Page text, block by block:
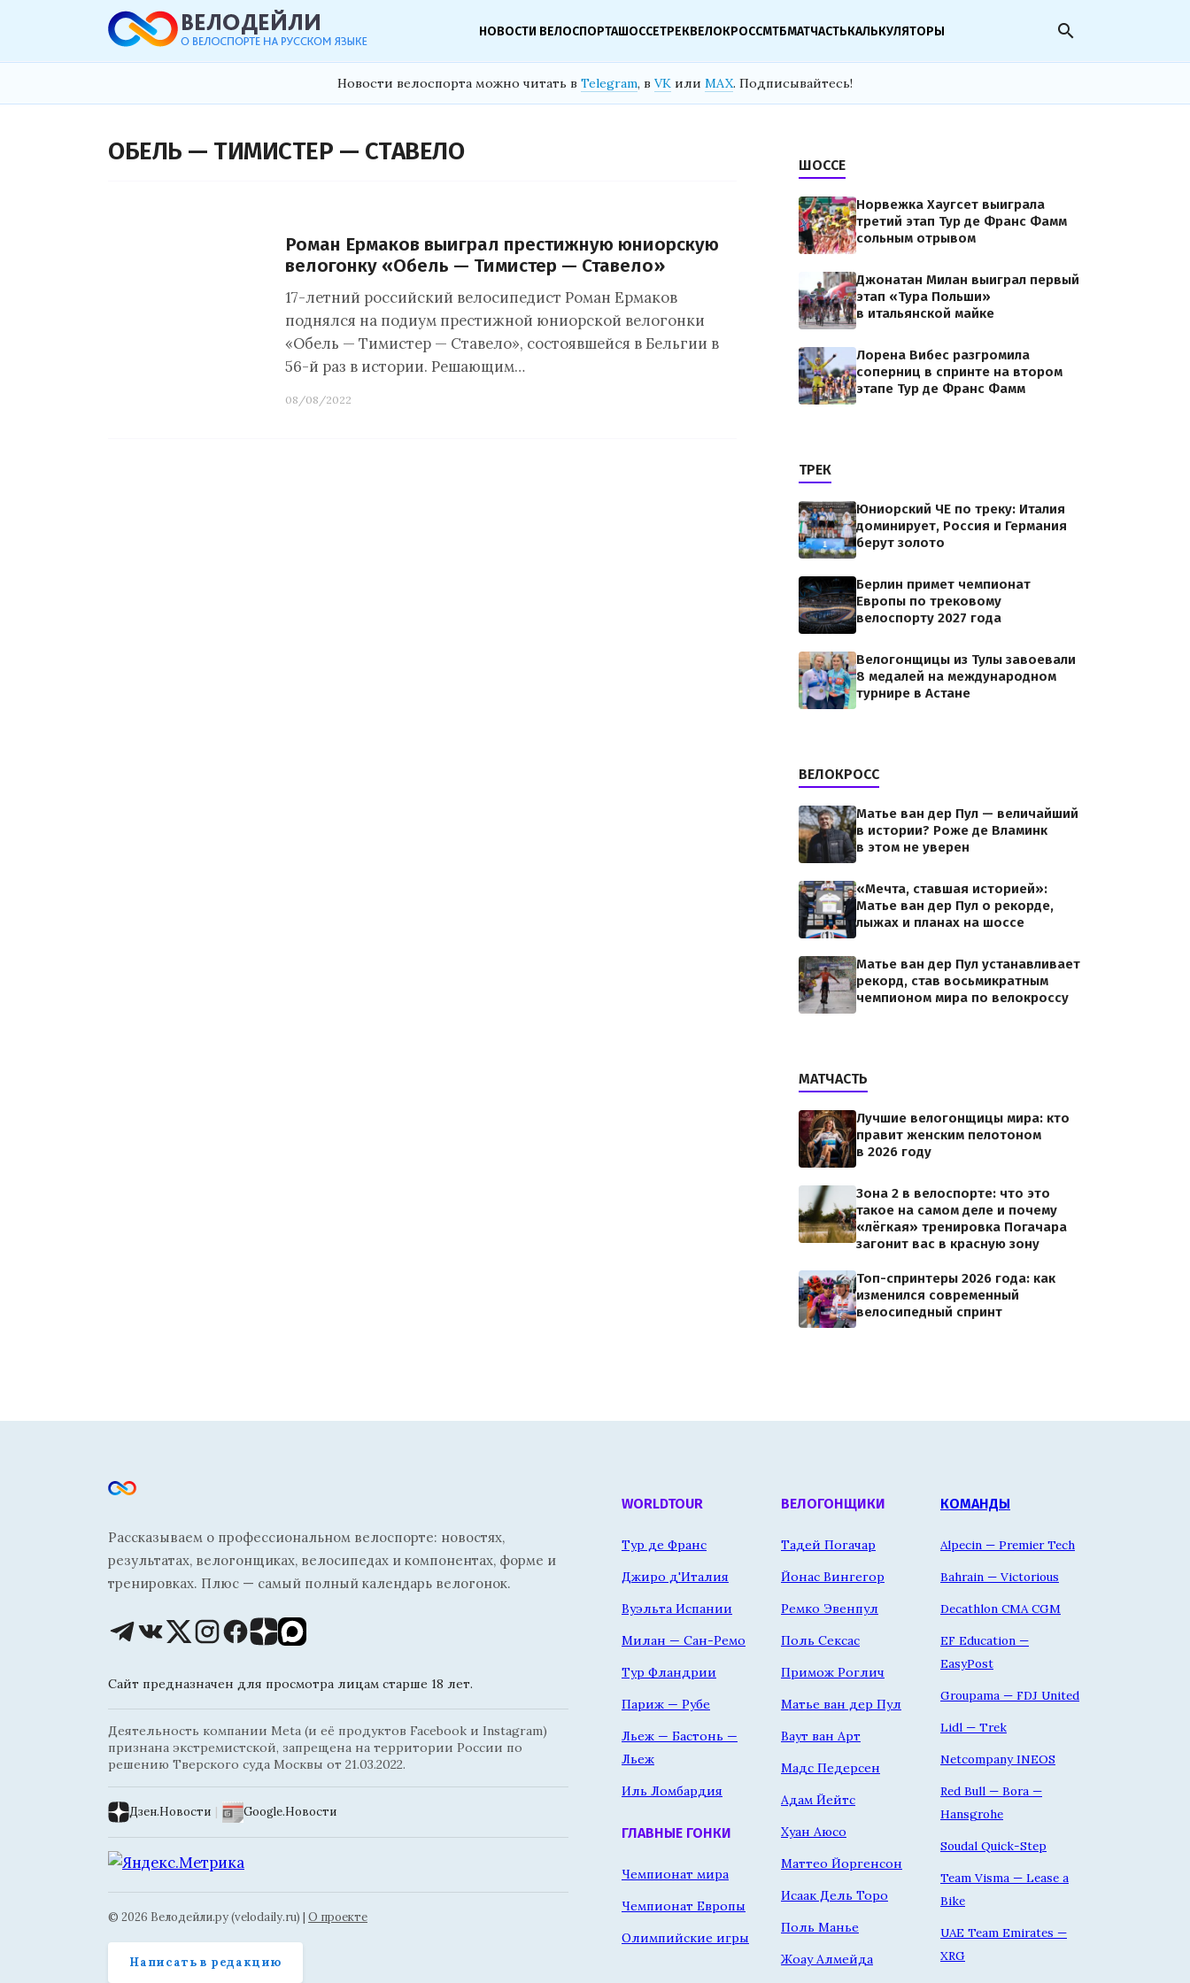
НОВОСТИ ВЕЛОСПОРТАШОССЕТРЕКВЕЛОКРОССМТБМАТЧАСТЬКАЛЬКУЛЯТОРЫ search
Новости велоспорта можно читать в Telegram, в VK или MAX. Подписывайтесь!
ОБЕЛЬ — ТИМИСТЕР — СТАВЕЛО
Роман Ермаков выиграл престижную юниорскую
велогонку «Обель — Тимистер — Ставело»
17-летний российский велосипедист Роман Ермаков
поднялся на подиум престижной юниорской велогонки
«Обель — Тимистер — Ставело», состоявшейся в Бельгии в
56-й раз в истории. Решающим…
08/08/2022
ШОССЕ
Норвежка Хаугсет выиграла
третий этап Тур де Франс Фамм
сольным отрывом
Джонатан Милан выиграл первый
этап «Тура Польши»
в итальянской майке
Лорена Вибес разгромила
соперниц в спринте на втором
этапе Тур де Франс Фамм
ТРЕК
Юниорский ЧЕ по треку: Италия
доминирует, Россия и Германия
берут золото
Берлин примет чемпионат
Европы по трековому
велоспорту 2027 года
Велогонщицы из Тулы завоевали
8 медалей на международном
турнире в Астане
ВЕЛОКРОСС
Матье ван дер Пул — величайший
в истории? Роже де Вламинк
в этом не уверен
«Мечта, ставшая историей»:
Матье ван дер Пул о рекорде,
лыжах и планах на шоссе
Матье ван дер Пул устанавливает
рекорд, став восьмикратным
чемпионом мира по велокроссу
МАТЧАСТЬ
Лучшие велогонщицы мира: кто
правит женским пелотоном
в 2026 году
Зона 2 в велоспорте: что это
такое на самом деле и почему
«лёгкая» тренировка Погачара
загонит вас в красную зону
Топ-спринтеры 2026 года: как
изменился современный
велосипедный спринт
Рассказываем о профессиональном велоспорте: новостях,
результатах, велогонщиках, велосипедах и компонентах, форме и
тренировках. Плюс — самый полный календарь велогонок.
Сайт предназначен для просмотра лицам старше 18 лет.
Деятельность компании Meta (и её продуктов Facebook и Instagram)
признана экстремистской, запрещена на территории России по
решению Тверского суда Москвы от 21.03.2022.
Дзен.Новости | Google.Новости
© 2026 Велодейли.ру (velodaily.ru) | О проекте
Написать в редакцию
WORLDTOUR
Тур де Франс
Джиро д'Италия
Вуэльта Испании
Милан — Сан-Ремо
Тур Фландрии
Париж — Рубе
Льеж — Бастонь —
Льеж
Иль Ломбардия
ГЛАВНЫЕ ГОНКИ
Чемпионат мира
Чемпионат Европы
Олимпийские игры
ВЕЛОГОНЩИКИ
Тадей Погачар
Йонас Вингегор
Ремко Эвенпул
Поль Сексас
Примож Роглич
Матье ван дер Пул
Ваут ван Арт
Мадс Педерсен
Адам Йейтс
Хуан Аюсо
Маттео Йоргенсон
Исаак Дель Торо
Поль Манье
Жоау Алмейда
КОМАНДЫ
Alpecin — Premier Tech
Bahrain — Victorious
Decathlon CMA CGM
EF Education —
EasyPost
Groupama — FDJ United
Lidl — Trek
Netcompany INEOS
Red Bull — Bora —
Hansgrohe
Soudal Quick-Step
Team Visma — Lease a
Bike
UAE Team Emirates —
XRG